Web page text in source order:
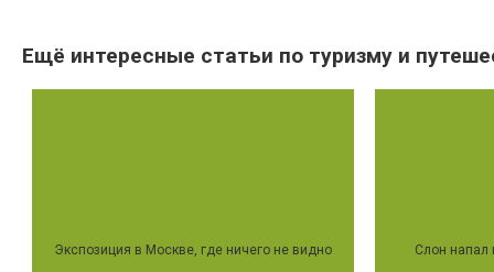
Ещё интересные статьи по туризму и
Экспозиция в Москве, где ничего не видно Слон напал